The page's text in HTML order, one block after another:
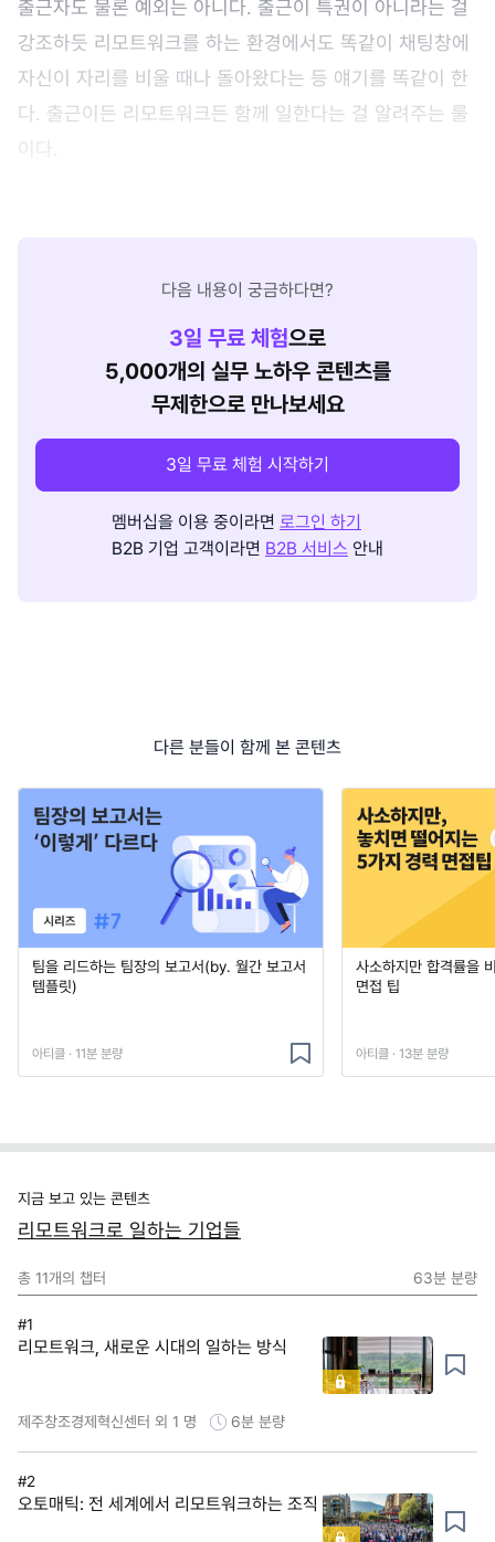
출근자도 물론 예외는 아니다. 출근이 특권이 아니라는 걸
강조하듯 리모트워크를 하는 환경에서도 똑같이 채팅창에
자신이 자리를 비울 때나 돌아왔다는 등 얘기를 똑같이 한
다. 출근이든 리모트워크든 함께 일한다는 걸 알려주는 룰
이다.
다음 내용이 궁금하다면?
3일 무료 체험으로
5,000개의 실무 노하우 콘텐츠를
무제한으로 만나보세요
3일 무료 체험 시작하기
멤버십을 이용 중이라면 로그인 하기
B2B 기업 고객이라면 B2B 서비스 안내
다른 분들이 함께 본 콘텐츠
팀을 리드하는 팀장의 보고서(by. 월간 보고서
템플릿)
아티클 · 11분 분량
사소하지만 합격률을
면접 팁
아티클 · 13분 분량
지금 보고 있는 콘텐츠
리모트워크로 일하는 기업들
총 11개의 챕터 63분 분량
#1
리모트워크, 새로운 시대의 일하는 방식
제주창조경제혁신센터 외 1 명 6분 분량
#2
오토매틱: 전 세계에서 리모트워크하는 조직